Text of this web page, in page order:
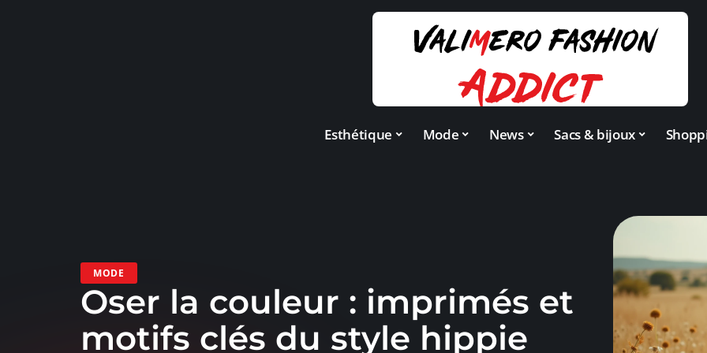
Esthétique Mode News Sacs & bijoux
MODE
Oser la couleur : imprimés et
motifs clés du style hippie